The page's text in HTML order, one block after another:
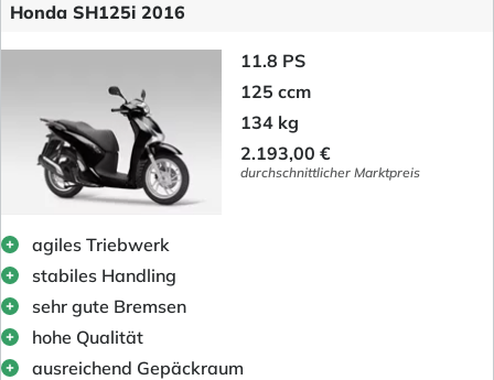
Honda SH125i 2016
11.8 PS
125 ccm
134 kg
2.193,00 €
durchschnittlicher Marktpreis
agiles Triebwerk
stabiles Handling
sehr gute Bremsen
hohe Qualität
ausreichend Gepäckraum